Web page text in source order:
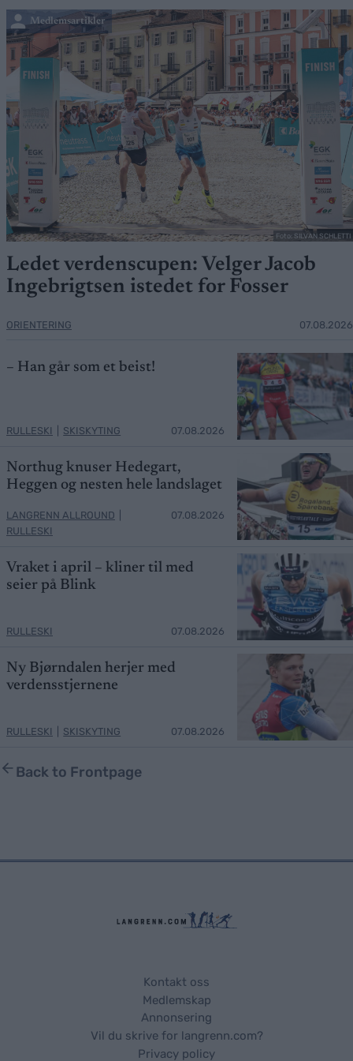
Medlemsartikler
Foto: SILVAN SCHLETTI
Ledet verdenscupen: Velger Jacob
Ingebrigtsen istedet for Fosser
ORIENTERING 07.08.2026
– Han går som et beist!
RULLESKI SKISKYTING 07.08.2026
Northug knuser Hedegart,
Heggen og nesten hele landslaget
LANGRENN ALLROUND
RULLESKI
07.08.2026
Vraket i april – kliner til med
seier på Blink
RULLESKI 07.08.2026
Ny Bjørndalen herjer med
verdensstjernene
RULLESKI SKISKYTING 07.08.2026
Back to Frontpage
Kontakt oss
Medlemskap
Annonsering
Vil du skrive for langrenn.com?
Privacy policy